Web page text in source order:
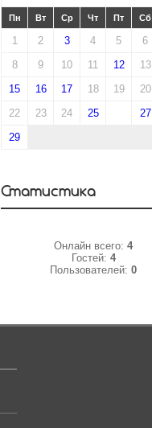
Пн Вт Ср Чт Пт Сб
1 2 3 4 5 6
8
9 10 11 12 13
15
16 17 18 19 20
22
23 24 25 27
29
Статистика
Онлайн всего: 4
Гостей: 4
Пользователей: 0